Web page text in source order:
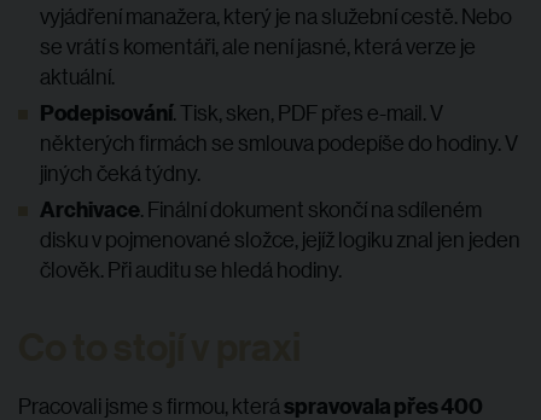
vyjádření manažera, který je na služební cestě. Nebo
se vrátí s komentáři, ale není jasné, která verze je
aktuální.
Podepisování. Tisk, sken, PDF přes e-mail. V
některých firmách se smlouva podepíše do hodiny. V
jiných čeká týdny.
Archivace. Finální dokument skončí na sdíleném
disku v pojmenované složce, jejíž logiku znal jen jeden
člověk. Při auditu se hledá hodiny.
Pracovali jsme s firmou, kteráspravovala přes 400